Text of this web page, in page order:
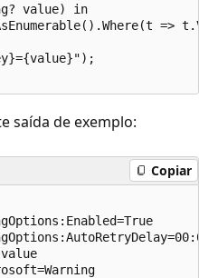
value) in
=>
saída de exemplo:
Copiar